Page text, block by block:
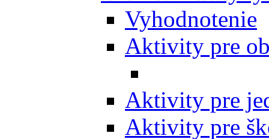
Vyhodnotenie
Aktivity pre
Aktivity pre
Aktivity pre